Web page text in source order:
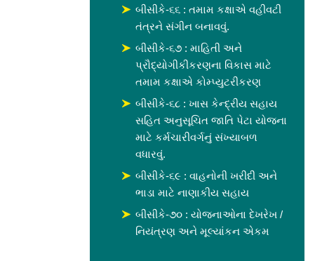
બીસીકે-૬૬ : તમામ કક્ષાએ વહીવટી
તંત્રને સંગીન બનાવવું.
બીસીકે-૬૭ : માહિતી અને
પ્રૌદ્યોગીકીકરણના વિકાસ માટે
તમામ કક્ષાએ કોમ્પ્યુટરીકરણ
બીસીકે-૬૮ : ખાસ કેન્દ્રીય સહાય
સહિત અનુસૂચિત જાતિ પેટા યોજના
માટે કર્મચારીવર્ગનું સંખ્યાબળ
વધારવું.
બીસીકે-૬૯ : વાહનોની ખરીદી અને
ભાડા માટે નાણાકીય સહાય
બીસીકે-૭૦ : યોજનાઓના દેખરેખ /
નિયંત્રણ અને મૂલ્યાંકન એકમ